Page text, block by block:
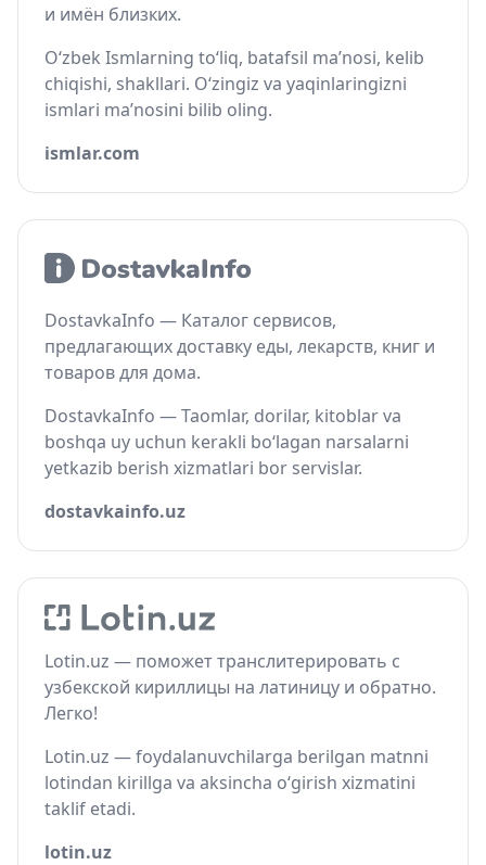
и имён близких.
O‘zbek Ismlarning to‘liq, batafsil ma’nosi, kelib
chiqishi, shakllari. O‘zingiz va yaqinlaringizni
ismlari ma’nosini bilib oling.
ismlar.com
DostavkaInfo — Каталог сервисов,
предлагающих доставку еды, лекарств, книг и
товаров для дома.
DostavkaInfo — Taomlar, dorilar, kitoblar va
boshqa uy uchun kerakli bo‘lagan narsalarni
yetkazib berish xizmatlari bor servislar.
dostavkainfo.uz
Lotin.uz — поможет транслитерировать с
узбекской кириллицы на латиницу и обратно.
Легко!
Lotin.uz — foydalanuvchilarga berilgan matnni
lotindan kirillga va aksincha o‘girish xizmatini
taklif etadi.
lotin.uz